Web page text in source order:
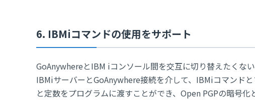
6. IBMiコマンドの使用をサポート
GoAnywhereとIBM iコンソール間を交互に切り替えたくな
IBMiサーバーとGoAnywhere接続を介して、IBMiコマンド
と定数をプログラムに渡すことができ、Open PGPの暗号